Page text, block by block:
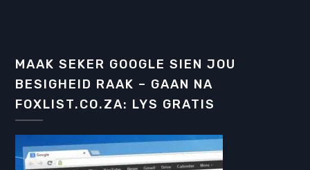
MAAK SEKER GOOGLE SIEN JOU
BESIGHEID RAAK – GAAN NA
FOXLIST.CO.ZA: LYS GRATIS